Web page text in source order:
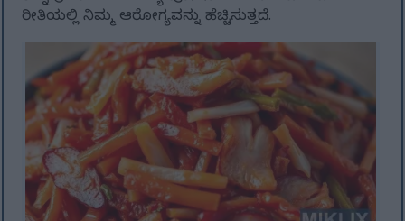
ರೀತಿಯಲ್ಲಿ ನಿಮ್ಮ ಆರೋಗ್ಯವನ್ನು ಹೆಚ್ಚಿಸುತ್ತದೆ.